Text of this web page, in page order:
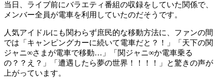
当日、ライブ前にバラエティ番組の収録をしていた関係で、
メンバー全員が電車を利用していたのだそうです。
人気アイドルにも関わらず庶民的な移動方法に、ファンの間
では「キャンピングカーに続いて電車だと？！」「天下の関
ジャニ∞さまが電車で移動…」「関ジャニ∞か電車乗る
の？？え？」「遭遇したら夢の世界！！！！」と驚きの声が
上がっています。